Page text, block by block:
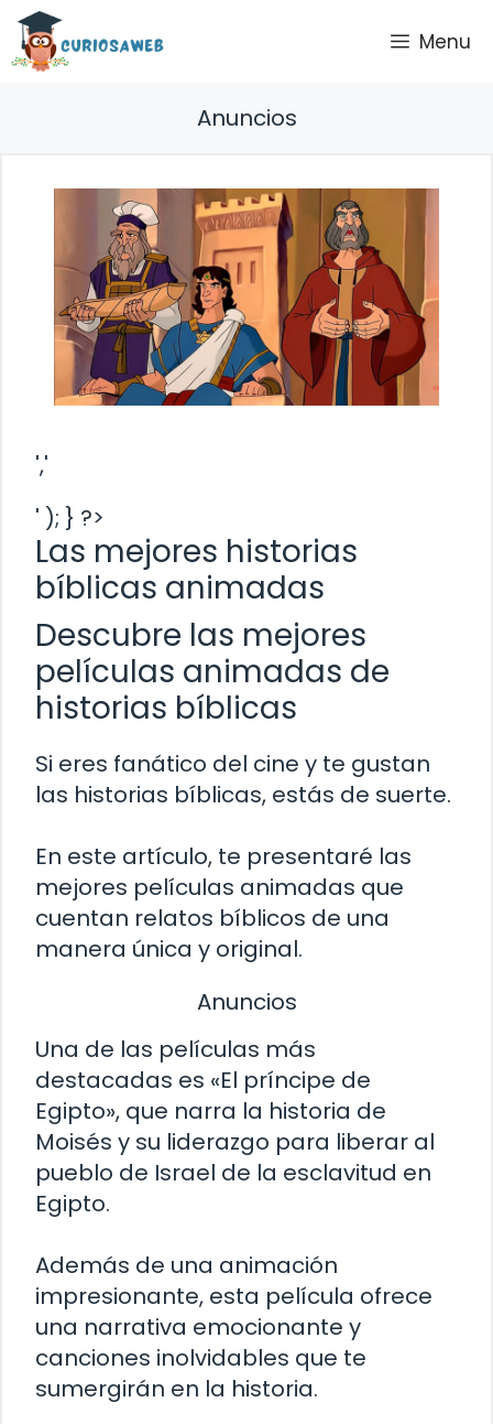
Saltar
contenido
Menu
Anuncios
','
' ); } ?>
Las mejores historias
bíblicas animadas
Descubre las mejores
películas animadas de
historias bíblicas
Si eres fanático del cine y te gustan
las historias bíblicas, estás de suerte.
En este artículo, te presentaré las
mejores películas animadas que
cuentan relatos bíblicos de una
manera única y original.
Anuncios
Una de las películas más
destacadas es «El príncipe de
Egipto», que narra la historia de
Moisés y su liderazgo para liberar al
pueblo de Israel de la esclavitud en
Egipto.
Además de una animación
impresionante, esta película ofrece
una narrativa emocionante y
canciones inolvidables que te
sumergirán en la historia.